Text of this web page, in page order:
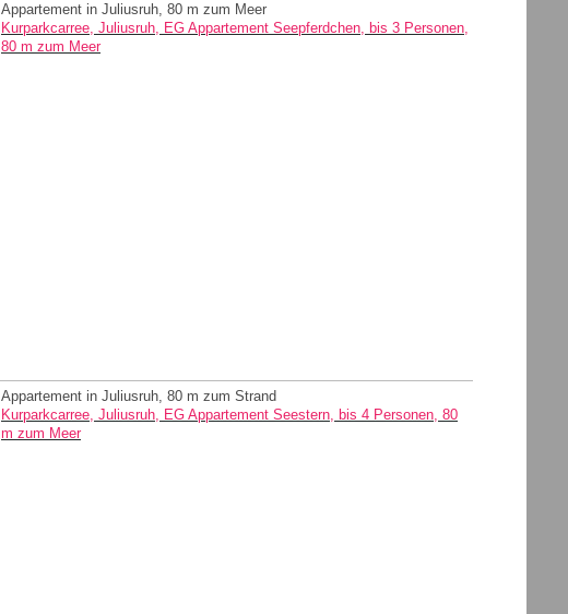
Appartement in Juliusruh, 80 m zum Meer
Kurparkcarree, Juliusruh, EG Appartement Seepferdchen, bis 3 Personen,
80 m zum Meer
Appartement in Juliusruh, 80 m zum Strand
Kurparkcarree, Juliusruh, EG Appartement Seestern, bis 4 Personen, 80
m zum Meer